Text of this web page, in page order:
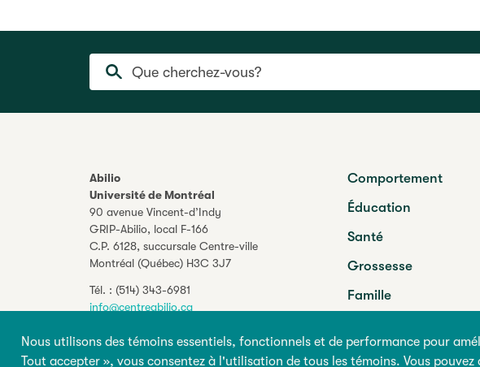
Nous utilisons des témoins essentiels, fonctionnels et de performance pour
Tout accepter », vous consentez à l'utilisation de tous les témoins. Vous
Que cherchez-vous?
Abilio
Université de Montréal
90 avenue Vincent-d’Indy
GRIP-Abilio, local F-166
C.P. 6128, succursale Centre-ville
Montréal (Québec) H3C 3J7
Tél. : (514) 343-6981
info@centreabilio.ca
Suivez-nous !
Comportement
Éducation
Santé
Grossesse
Famille